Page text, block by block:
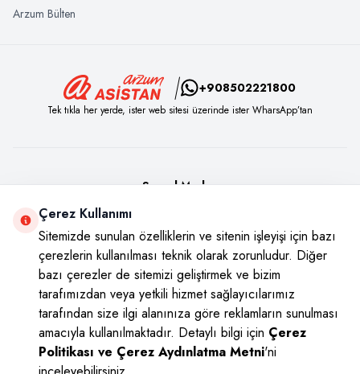
Arzum Bülten
+908502221800
Tek tıkla her yerde, ister web sitesi üzerinde ister WharsApp’tan
Sosyal Medya
Çerez Kullanımı
Sitemizde sunulan özelliklerin ve sitenin işleyişi için bazı
çerezlerin kullanılması teknik olarak zorunludur. Diğer
bazı çerezler de sitemizi geliştirmek ve bizim
tarafımızdan veya yetkili hizmet sağlayıcılarımız
tarafından size ilgi alanınıza göre reklamların sunulması
amacıyla kullanılmaktadır. Detaylı bilgi için Çerez
Politikası ve Çerez Aydınlatma Metni'ni